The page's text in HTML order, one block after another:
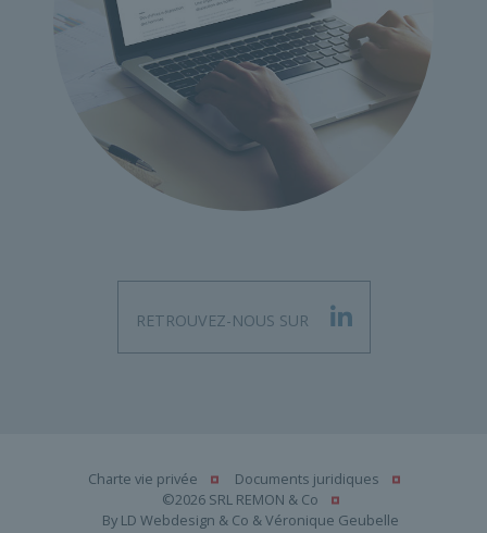
RETROUVEZ-NOUS SUR
Charte vie privée
Documents juridiques
©2026 SRL REMON & Co
By LD Webdesign & Co &Véronique Geubelle